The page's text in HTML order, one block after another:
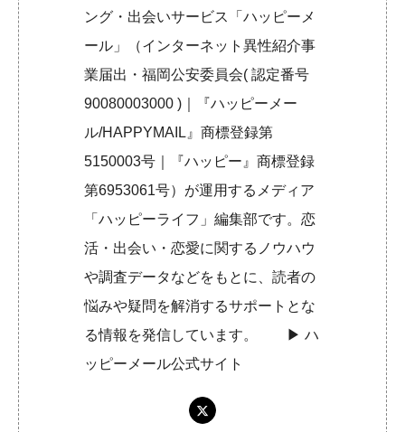
ング・出会いサービス「ハッピーメ
ール」（インターネット異性紹介事
業届出・福岡公安委員会( 認定番号
90080003000 )｜『ハッピーメー
ル/HAPPYMAIL』商標登録第
5150003号｜『ハッピー』商標登録
第6953061号）が運用するメディア
「ハッピーライフ」編集部です。恋
活・出会い・恋愛に関するノウハウ
や調査データなどをもとに、読者の
悩みや疑問を解消するサポートとな
る情報を発信しています。 ▶︎ハ
ッピーメール公式サイト